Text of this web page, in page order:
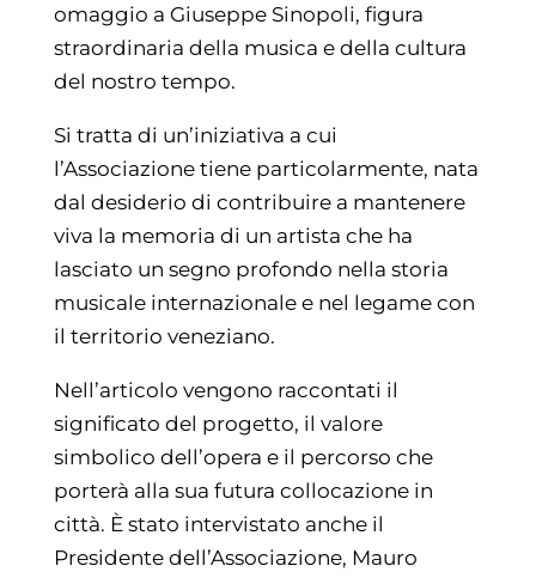
omaggio a Giuseppe Sinopoli, figura
straordinaria della musica e della cultura
del nostro tempo.
Si tratta di un’iniziativa a cui
l’Associazione tiene particolarmente, nata
dal desiderio di contribuire a mantenere
viva la memoria di un artista che ha
lasciato un segno profondo nella storia
musicale internazionale e nel legame con
il territorio veneziano.
Nell’articolo vengono raccontati il
significato del progetto, il valore
simbolico dell’opera e il percorso che
porterà alla sua futura collocazione in
città. È stato intervistato anche il
Presidente dell’Associazione, Mauro